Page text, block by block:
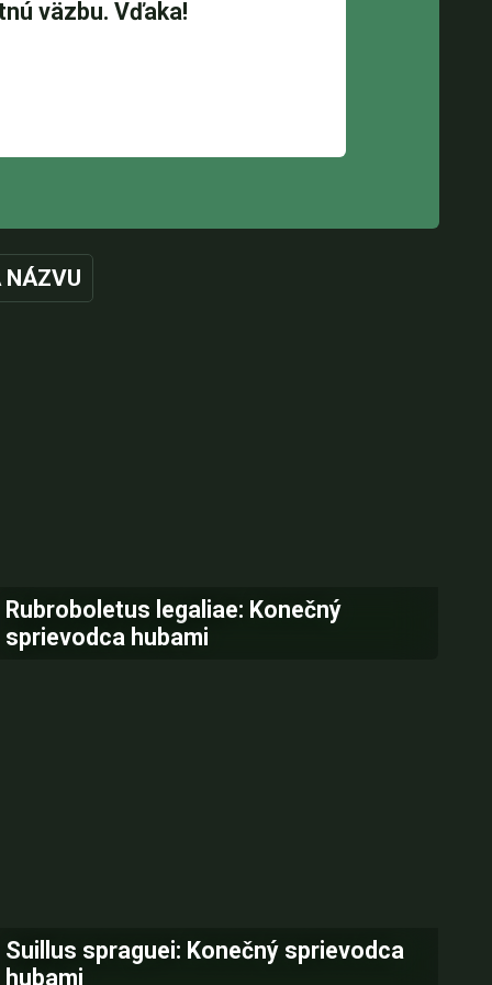
NÁZVU
Rubroboletus legaliae: Konečný
sprievodca hubami
Suillus spraguei: Konečný sprievodca
hubami